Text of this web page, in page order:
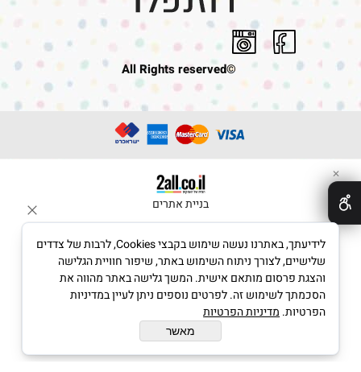
©All Rights reserved
בניית אתרים
✕
לידיעתך, באתרנו נעשה שימוש בקבצי Cookies, לרבות של צדדים
שלישיים, לצורך ניתוח השימוש באתר, שיפור חוויית הגלישה
והצגת פרסום מותאם אישית. המשך גלישה באתר מהווה את
הסכמתך לשימוש זה. לפרטים נוספים ניתן לעיין במדיניות
הפרטיות. מדיניות הפרטיות
מאשר